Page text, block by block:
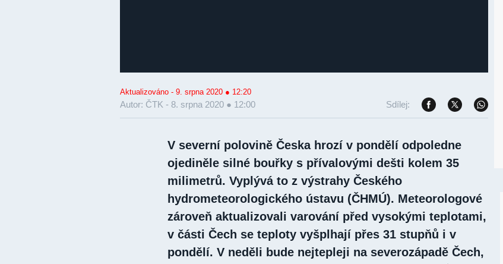
Autor: ČTK -
Aktualizováno - 9. srpna 2020 ● 12:20
8. srpna 2020 ● 12:00 Sdílej:
V severní polovině Česka hrozí v pondělí odpoledne
ojediněle silné bouřky s přívalovými dešti kolem 35
milimetrů. Vyplývá to z výstrahy Českého
hydrometeorologického ústavu (ČHMÚ). Meteorologové
zároveň aktualizovali varování před vysokými teplotami,
v části Čech se teploty vyšplhají přes 31 stupňů i v
pondělí. V neděli bude nejtepleji na severozápadě Čech,